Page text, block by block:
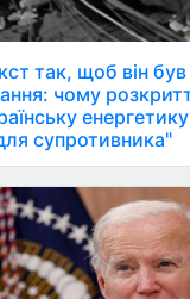
так, щоб він був
чому
супротивника"